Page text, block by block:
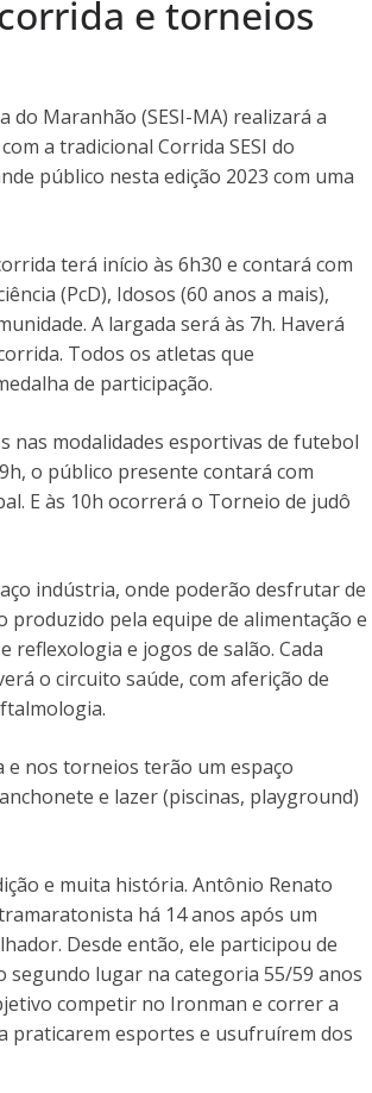
e torneios
do Maranhão (SESI-MA) realizará a
a tradicional Corrida SESI do
público nesta edição 2023 com uma
terá início às 6h30 e contará com
(PcD), Idosos (60 anos a mais),
A largada será às 7h. Haverá
Todos os atletas que
de participação.
modalidades esportivas de futebol
o público presente contará com
E às 10h ocorrerá o Torneio de judô
indústria, onde poderão desfrutar de
produzido pela equipe de alimentação e
reflexologia e jogos de salão. Cada
o circuito saúde, com aferição de
e nos torneios terão um espaço
e lazer (piscinas, playground)
e muita história. Antônio Renato
há 14 anos após um
Desde então, ele participou de
segundo lugar na categoria 55/59 anos
competir no Ironman e correr a
praticarem esportes e usufruírem dos